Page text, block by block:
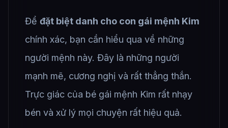
Để đặt biệt danh cho con gái mệnh Kim
chính xác, bạn cần hiểu qua về những
người mệnh này. Đây là những người
mạnh mẽ, cương nghị và rất thẳng thắn.
Trực giác của bé gái mệnh Kim rất nhạy
bén và xử lý mọi chuyện rất hiệu quả.